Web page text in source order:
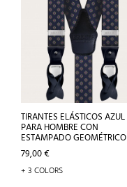
TIRANTES ELÁSTICOS AZUL
PARA HOMBRE CON
ESTAMPADO GEOMÉTRICO
Precio
79,00 €
+ 3 COLORS